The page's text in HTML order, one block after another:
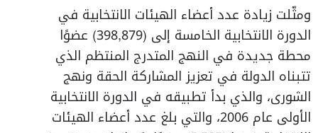
ومثّلت زيادة عدد أعضاء الهيئات الانتخابية في
الدورة الانتخابية الخامسة إلى (398,879) عضوًا
محطة جديدة في النهج المتدرج المنتظم الذي
تتبناه الدولة في تعزيز المشاركة الحقة ونهج
الشورى، والذي بدأ تطبيقه في الدورة الانتخابية
الأولى عام 2006، والتي بلغ عدد أعضاء الهيئات